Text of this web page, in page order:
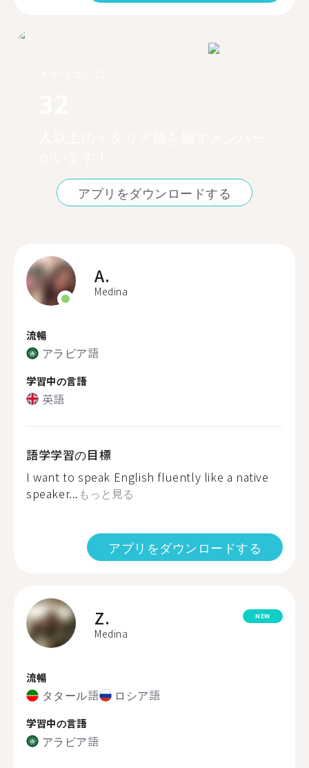
アプリをダウンロードする
A.
Medina
流暢
アラビア語
学習中の言語
英語
語学学習の目標
I want to speak English fluently like a native
speaker... もっと見る
アプリをダウンロードする
Z.
Medina
NEW
流暢
タタール語 ロシア語
学習中の言語
アラビア語